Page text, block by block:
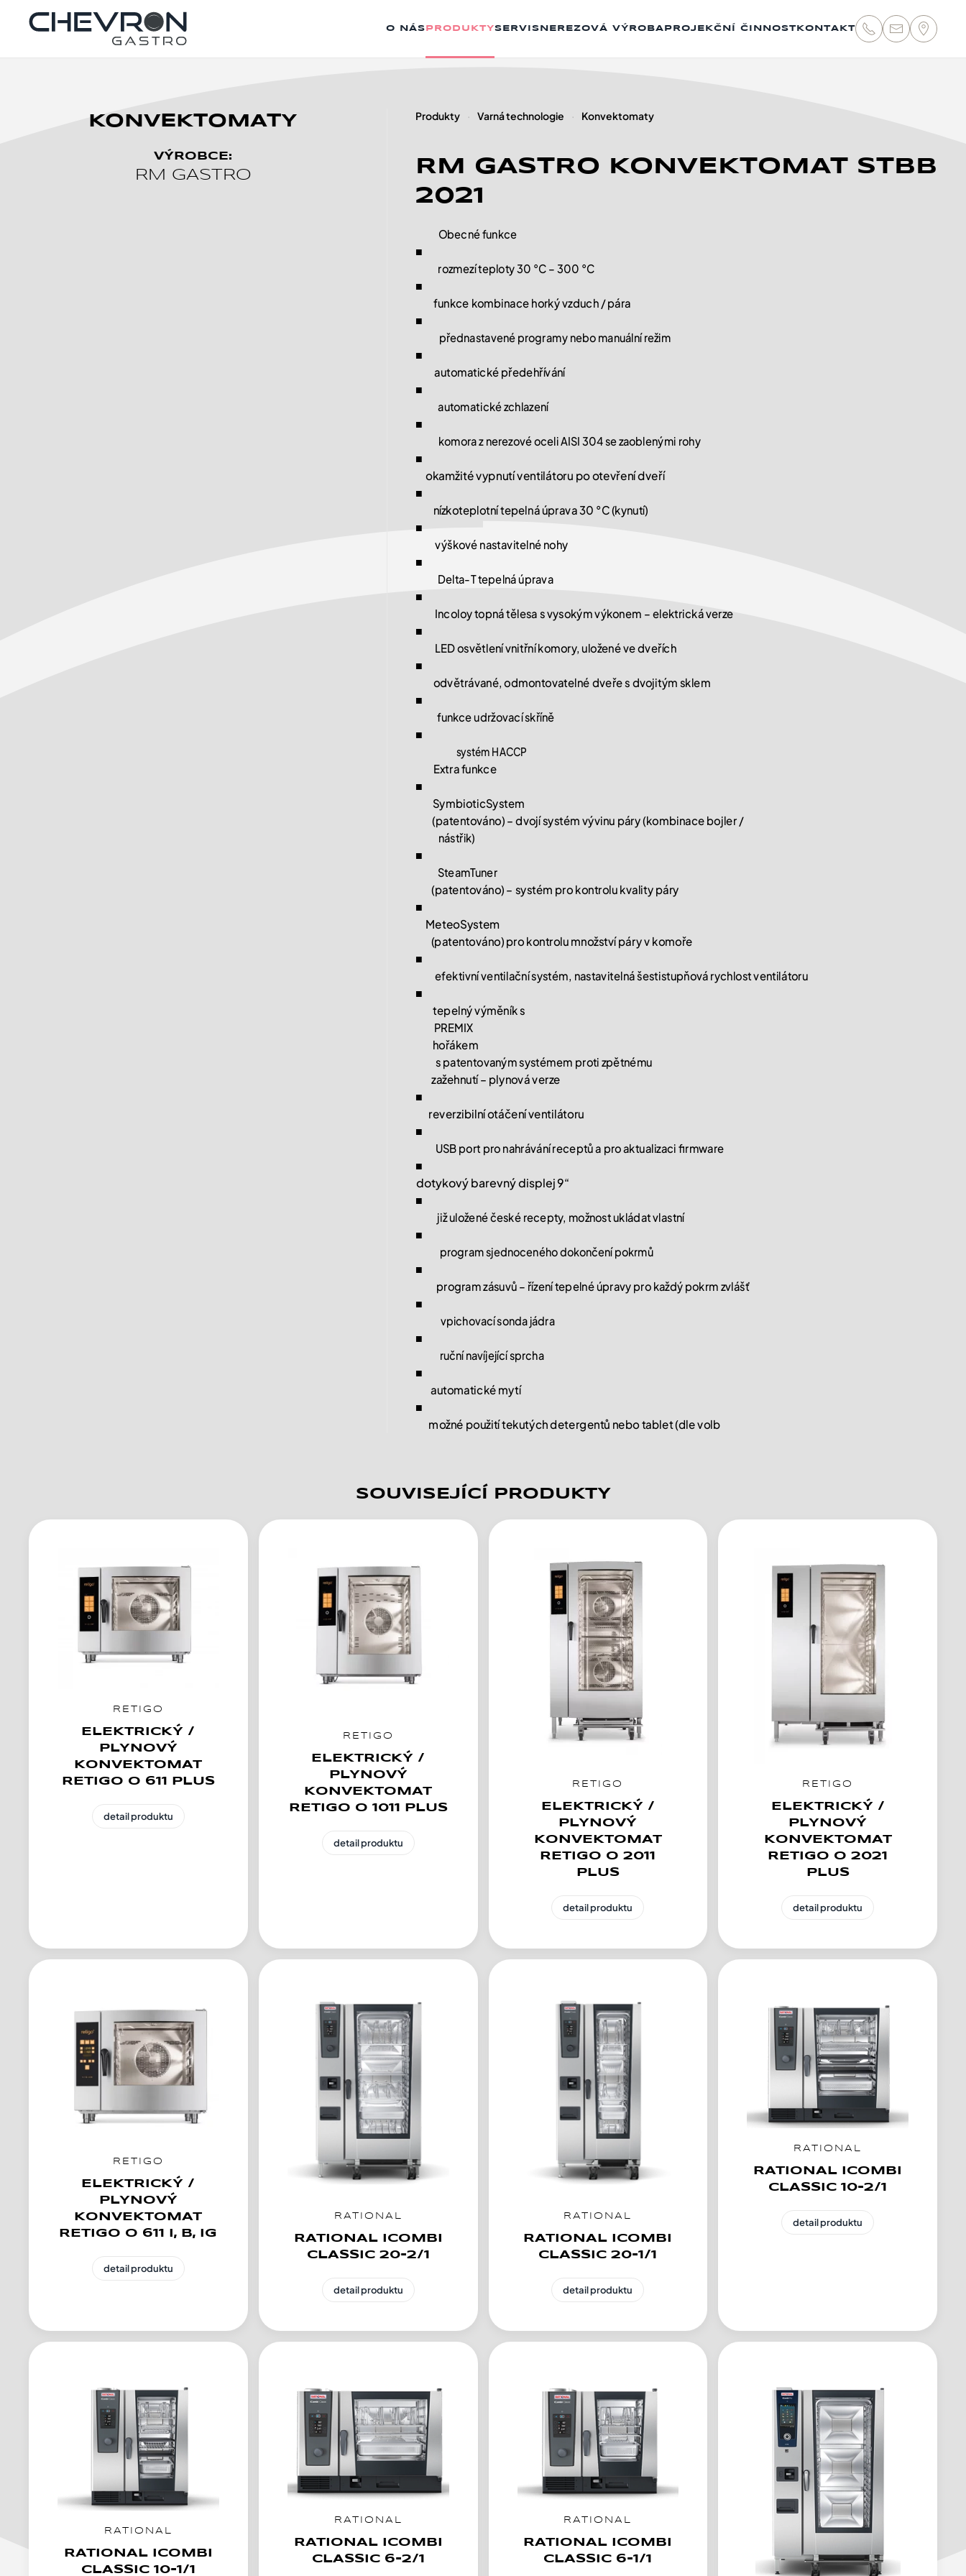
Skip to main content
O NÁS PRODUKTYSERVIS NEREZOVÁ VÝROBA PROJEKČNÍ ČINNOST KONTAKT
KONVEKTOMATY
VÝROBCE:
RM GASTRO
Produkty Varná technologie Konvektomaty
RM GASTRO KONVEKTOMAT STBB
2021
Obecné funkce
■
rozmezí teploty 30 °C – 300 °C
■
funkce kombinace horký vzduch / pára
■
přednastavené programy nebo manuální režim
■
automatické předehřívání
■
automatické zchlazení
■
komora z nerezové oceli AISI 304 se zaoblenými rohy
■
okamžité vypnutí ventilátoru po otevření dveří
■
nízkoteplotní tepelná úprava 30 °C (kynutí)
■
výškové nastavitelné nohy
■
Delta-T tepelná úprava
■
Incoloy topná tělesa s vysokým výkonem – elektrická verze
■
LED osvětlení vnitřní komory, uložené ve dveřích
■
odvětrávané, odmontovatelné dveře s dvojitým sklem
■
funkce udržovací skříně
■
systém HACCP
Extra funkce
■
SymbioticSystem
(patentováno) – dvojí systém vývinu páry (kombinace bojler /
nástřik)
■
SteamTuner
(patentováno) – systém pro kontrolu kvality páry
■
MeteoSystem
(patentováno) pro kontrolu množství páry v komoře
■
efektivní ventilační systém, nastavitelná šestistupňová rychlost ventilátoru
■
tepelný výměník s
PREMIX
hořákem
s patentovaným systémem proti zpětnému
zažehnutí – plynová verze
■
reverzibilní otáčení ventilátoru
■
USB port pro nahrávání receptů a pro aktualizaci firmware
■
dotykový barevný displej 9“
■
již uložené české recepty, možnost ukládat vlastní
■
program sjednoceného dokončení pokrmů
■
program zásuvů – řízení tepelné úpravy pro každý pokrm zvlášť
■
vpichovací sonda jádra
■
ruční navíjející sprcha
■
automatické mytí
■
možné použití tekutých detergentů nebo tablet (dle volb
SOUVISEJÍCÍ PRODUKTY
RETIGO
ELEKTRICKÝ /
PLYNOVÝ
KONVEKTOMAT
RETIGO O 611 PLUS
detail produktu
RETIGO
ELEKTRICKÝ /
PLYNOVÝ
KONVEKTOMAT
RETIGO O 1011 PLUS
detail produktu
RETIGO
ELEKTRICKÝ /
PLYNOVÝ
KONVEKTOMAT
RETIGO O 2011
PLUS
detail produktu
RETIGO
ELEKTRICKÝ /
PLYNOVÝ
KONVEKTOMAT
RETIGO O 2021
PLUS
detail produktu
RETIGO
ELEKTRICKÝ /
PLYNOVÝ
KONVEKTOMAT
RETIGO O 611 I, B, IG
detail produktu
RATIONAL
RATIONAL ICOMBI
CLASSIC 20-2/1
detail produktu
RATIONAL
RATIONAL ICOMBI
CLASSIC 20-1/1
detail produktu
RATIONAL
RATIONAL ICOMBI
CLASSIC 10-2/1
detail produktu
RATIONAL
RATIONAL ICOMBI
CLASSIC 10-1/1
RATIONAL
RATIONAL ICOMBI
CLASSIC 6-2/1
RATIONAL
RATIONAL ICOMBI
CLASSIC 6-1/1